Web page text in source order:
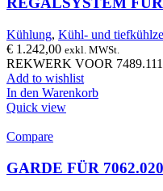
Kühlung, Kühl- und
€ 1.242,00 exkl. MWSt.
REKWERK VOOR
Add to wishlist
In den Warenkorb
Quick view
Compare
GARDE FÜR